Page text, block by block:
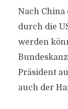
Nach China
durch die
werden
Präsident
auch der